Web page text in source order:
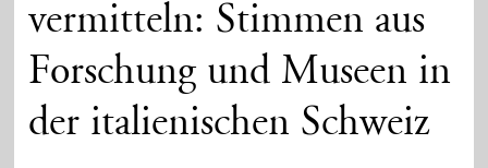
vermitteln: Stimmen aus
Forschung und Museen in
der italienischen Schweiz